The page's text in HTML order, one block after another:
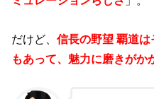
だけど、信長の野望 覇道は
もあって、魅力に磨きがか